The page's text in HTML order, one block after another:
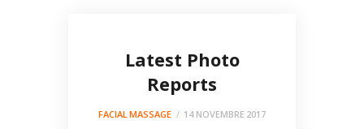
Latest Photo
Reports
FACIAL MASSAGE 14 NOVEMBRE 2017